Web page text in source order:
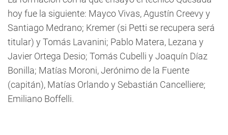
hoy fue la siguiente: Mayco Vivas, Agustín Creevy y
Santiago Medrano; Kremer (si Petti se recupera será
titular) y Tomás Lavanini; Pablo Matera, Lezana y
Javier Ortega Desio; Tomás Cubelli y Joaquín Díaz
Bonilla; Matías Moroni, Jerónimo de la Fuente
(capitán), Matías Orlando y Sebastián Cancelliere;
Emiliano Boffelli.